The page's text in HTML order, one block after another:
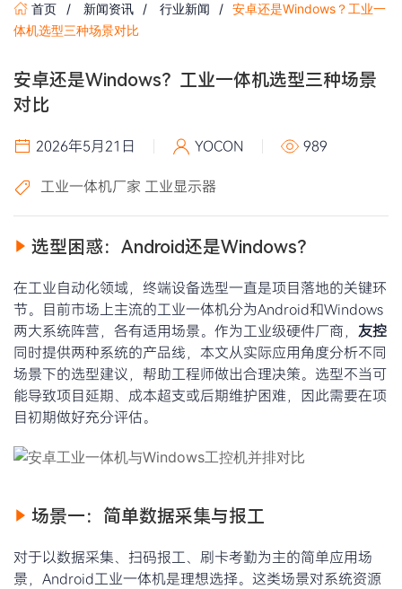
首页 新闻资讯 行业新闻
安卓还是Windows？工业一
体机选型三种场景对比
安卓还是Windows？工业一体机选型三种场景
对比
2026年5月21日 YOCON 989
工业一体机厂家 工业显示器
选型困惑：Android还是Windows？
在工业自动化领域，终端设备选型一直是项目落地的关键环
节。目前市场上主流的工业一体机分为Android和Windows
两大系统阵营，各有适用场景。作为工业级硬件厂商， 友控
同时提供两种系统的产品线，本文从实际应用角度分析不同
场景下的选型建议，帮助工程师做出合理决策。选型不当可
能导致项目延期、成本超支或后期维护困难，因此需要在项
目初期做好充分评估。
场景一：简单数据采集与报工
对于以数据采集、扫码报工、刷卡考勤为主的简单应用场
景，Android工业一体机是理想选择。这类场景对系统资源